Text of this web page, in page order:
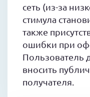
сеть (из-за
стимула
также
ошибки при
Пользователь
вносить
получателя.